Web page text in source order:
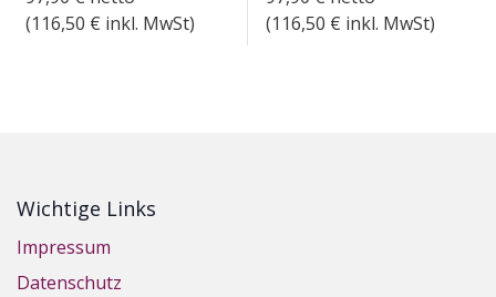
(116,50 € inkl. MwSt)
(116,50 € inkl. MwSt)
Wichtige Links
Impressum
Datenschutz